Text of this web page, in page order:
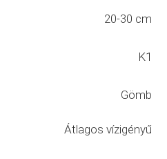
20-30 cm
K1
Gömb
Átlagos vízigényű